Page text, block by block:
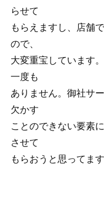
らせて
もらえますし、店舗
ので、
大変重宝しています
一度も
ありません。御社サ
欠かす
ことのできない要素
させて
もらおうと思ってます